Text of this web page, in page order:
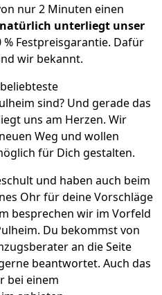
nur 2 Minuten einen
unterliegt unser
Festpreisgarantie. Dafür
wir bekannt.
sind? Und gerade das
uns am Herzen. Wir
Weg und wollen
für Dich gestalten.
und haben auch beim
Ohr für deine Vorschläge
besprechen wir im Vorfeld
Du bekommst von
an die Seite
beantwortet. Auch das
bei einem